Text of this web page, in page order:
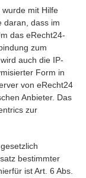
mit Hilfe
daran, dass im
das eRecht24-
zum
auch die IP-
Form in
von eRecht24
Anbieter. Das
zur
bestimmter
ist Art. 6 Abs.